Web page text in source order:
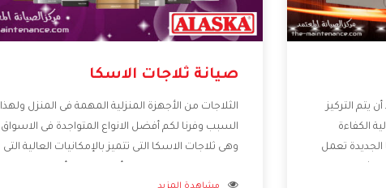
يتم التركيز
الكفاءة
تعمل
صيانة ثلاجات الاسكا
الثلاجات من الأجهزة المنزلية المهمة فى المنزل ولهذا
السبب وفرنا لكم أفضل الانواع المتواجدة فى الاسواق
وهى ثلاجات الاسكا التى تتميز بالإمكانيات العالية التى